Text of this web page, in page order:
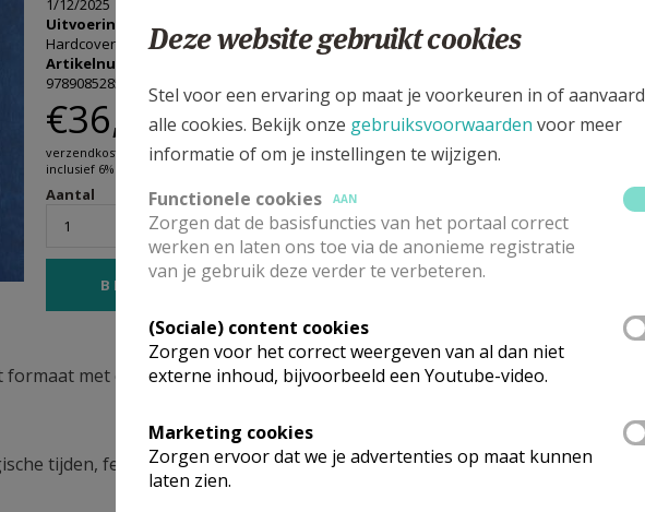
1/12/2025
Uitvoering
Hardcover
Artikelnummer (ISBN)
9789085285243
€36,00
verzendkosten niet inbegrepen
inclusief 6% btw
Aantal
met comfortabele schrijfruimte: een volledige pagina voor zaterdag en
tijden, feestdagen en heiligen bij elke dag van het jaar
Deze website gebruikt cookies
Stel voor een ervaring op maat je voorkeuren in of aanvaard
alle cookies. Bekijk onze gebruiksvoorwaarden voor meer
informatie of om je instellingen te wijzigen.
Functionele cookies
AAN
Zorgen dat de basisfuncties van het portaal correct
werken en laten ons toe via de anonieme registratie
van je gebruik deze verder te verbeteren.
(Sociale) content cookies
Zorgen voor het correct weergeven van al dan niet
externe inhoud, bijvoorbeeld een Youtube-video.
Marketing cookies
Zorgen ervoor dat we je advertenties op maat kunnen
laten zien.